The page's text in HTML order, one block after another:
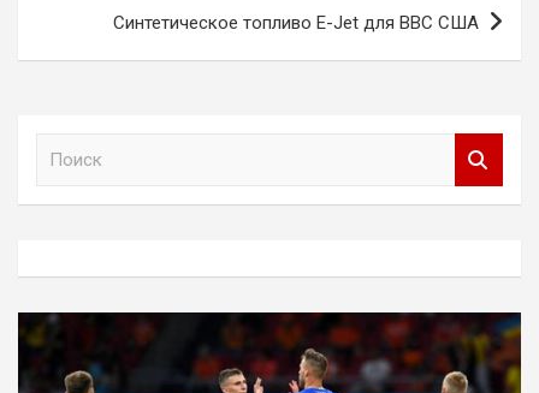
Синтетическое топливо E-Jet для ВВС США